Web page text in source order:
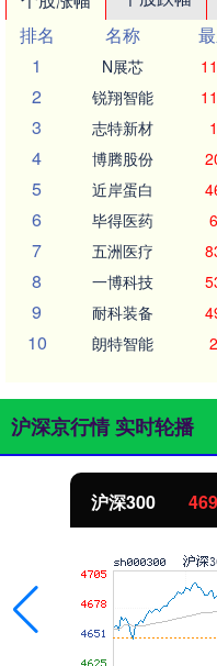
排名
名称
1
N展芯
2 锐翔智能
3 志特新材
4 博腾股份
5 近岸蛋白
6 毕得医药
7 五洲医疗
8 一博科技
9 耐科装备
10 朗特智能
沪深京行情 实时轮播
沪深300